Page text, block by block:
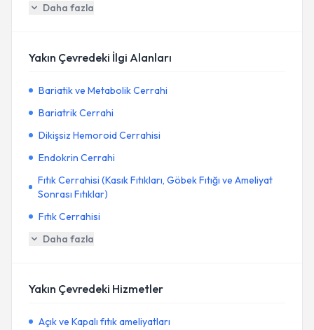
Daha fazla
Yakın Çevredeki İlgi Alanları
Bariatik ve Metabolik Cerrahi
Bariatrik Cerrahi
Dikişsiz Hemoroid Cerrahisi
Endokrin Cerrahi
Fıtık Cerrahisi (Kasık Fıtıkları, Göbek Fıtığı ve Ameliyat
Sonrası Fıtıklar)
Fıtık Cerrahisi
Daha fazla
Yakın Çevredeki Hizmetler
Açık ve Kapalı fıtık ameliyatları